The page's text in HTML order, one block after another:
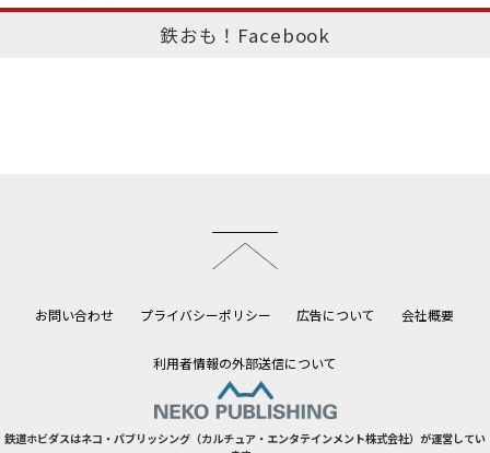
鉄おも！Facebook
お問い合わせ プライバシーポリシー 広告について 会社概要
利用者情報の外部送信について
鉄道ホビダスはネコ・パブリッシング（カルチュア・エンタテインメント株式会社）が運営してい